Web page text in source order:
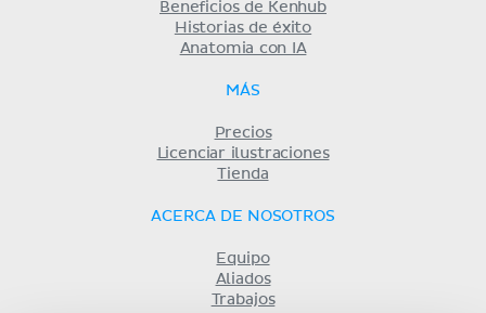
Beneficios de Kenhub
Historias de éxito
Anatomia con IA
MÁS
Precios
Licenciar ilustraciones
Tienda
ACERCA DE NOSOTROS
Equipo
Aliados
Trabajos